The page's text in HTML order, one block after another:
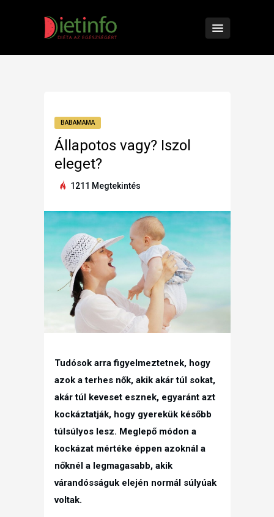
BABAMAMA
Állapotos vagy? Iszol
eleget?
1211 Megtekintés
Tudósok arra figyelmeztetnek, hogy
azok a terhes nők, akik akár túl sokat,
akár túl keveset esznek, egyaránt azt
kockáztatják, hogy gyerekük később
túlsúlyos lesz. Meglepő módon a
kockázat mértéke éppen azoknál a
nőknél a legmagasabb, akik
várandósságuk elején normál súlyúak
voltak.